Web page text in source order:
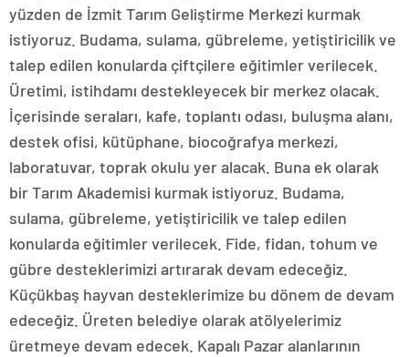
yüzden de İzmit Tarım Geliştirme Merkezi kurmak
istiyoruz. Budama, sulama, gübreleme, yetiştiricilik ve
talep edilen konularda çiftçilere eğitimler verilecek.
Üretimi, istihdamı destekleyecek bir merkez olacak.
İçerisinde seraları, kafe, toplantı odası, buluşma alanı,
destek ofisi, kütüphane, biocoğrafya merkezi,
laboratuvar, toprak okulu yer alacak. Buna ek olarak
bir Tarım Akademisi kurmak istiyoruz. Budama,
sulama, gübreleme, yetiştiricilik ve talep edilen
konularda eğitimler verilecek. Fide, fidan, tohum ve
gübre desteklerimizi artırarak devam edeceğiz.
Küçükbaş hayvan desteklerimize bu dönem de devam
edeceğiz. Üreten belediye olarak atölyelerimiz
üretmeye devam edecek. Kapalı Pazar alanlarının